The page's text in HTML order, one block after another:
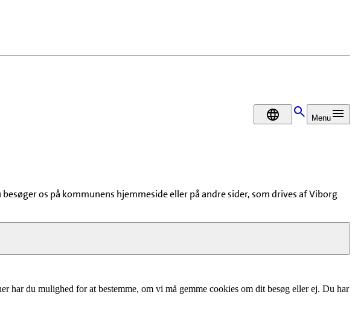
DA Menu
os på kommunens hjemmeside eller på andre sider, som drives af Viborg
har du mulighed for at bestemme, om vi må gemme cookies om dit besøg eller ej. Du har